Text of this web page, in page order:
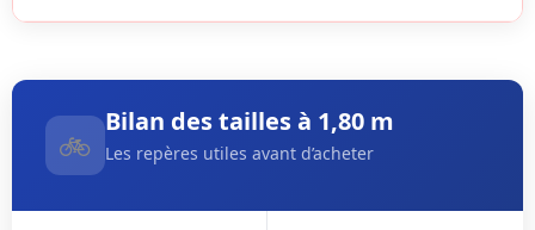
🚲
Bilan des tailles à 1,80 m
Les repères utiles avant d’acheter